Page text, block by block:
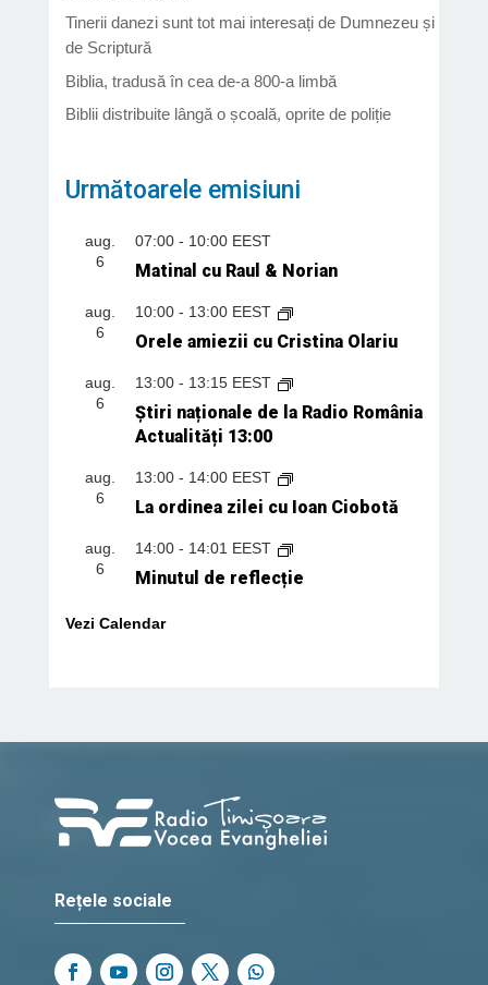
Tinerii danezi sunt tot mai interesați de Dumnezeu și
de Scriptură
Biblia, tradusă în cea de-a 800-a limbă
Biblii distribuite lângă o școală, oprite de poliție
Următoarele emisiuni
aug.
6
07:00- 10:00 EEST
Matinal cu Raul & Norian
aug.
6
10:00- 13:00 EEST
Orele amiezii cu Cristina Olariu
aug.
6
13:00- 13:15 EEST
Știri naționale de la Radio România
Actualități 13:00
aug.
6
13:00- 14:00 EEST
La ordinea zilei cu Ioan Ciobotă
aug.
6
14:00- 14:01 EEST
Minutul de reflecție
Vezi Calendar
Rețele sociale